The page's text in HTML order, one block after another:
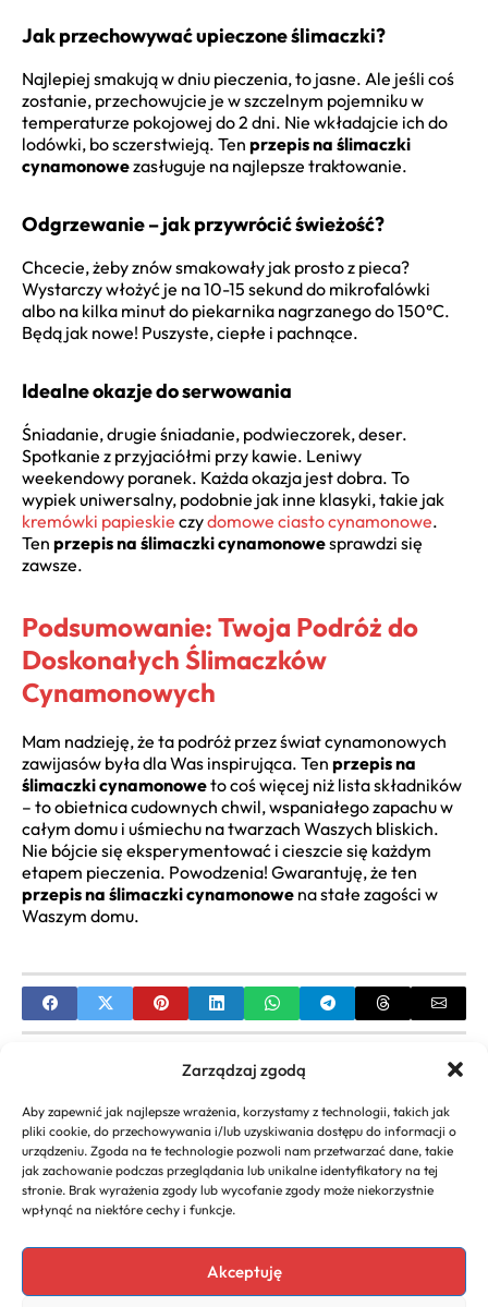
Zarządzaj zgodą
Aby zapewnić jak najlepsze wrażenia, korzystamy z technologii, takich jak
pliki cookie, do przechowywania i/lub uzyskiwania dostępu do informacji o
urządzeniu. Zgoda na te technologie pozwoli nam przetwarzać dane, takie
jak zachowanie podczas przeglądania lub unikalne identyfikatory na tej
stronie. Brak wyrażenia zgody lub wycofanie zgody może niekorzystnie
wpłynąć na niektóre cechy i funkcje.
Akceptuję
Jak przechowywać upieczone ślimaczki?
Najlepiej smakują w dniu pieczenia, to jasne. Ale jeśli coś
zostanie, przechowujcie je w szczelnym pojemniku w
temperaturze pokojowej do 2 dni. Nie wkładajcie ich do
lodówki, bo sczerstwieją. Ten przepis na ślimaczki
cynamonowezasługuje na najlepsze traktowanie.
Odgrzewanie – jak przywrócić świeżość?
Chcecie, żeby znów smakowały jak prosto z pieca?
Wystarczy włożyć je na 10-15 sekund do mikrofalówki
albo na kilka minut do piekarnika nagrzanego do 150°C.
Będą jak nowe! Puszyste, ciepłe i pachnące.
Idealne okazje do serwowania
Śniadanie, drugie śniadanie, podwieczorek, deser.
Spotkanie z przyjaciółmi przy kawie. Leniwy
weekendowy poranek. Każda okazja jest dobra. To
wypiek uniwersalny, podobnie jak inne klasyki, takie jak
kremówki papieskie czydomowe ciasto cynamonowe.
Ten przepis na ślimaczki cynamonowesprawdzi się
zawsze.
Podsumowanie: Twoja Podróż do
Doskonałych Ślimaczków
Cynamonowych
Mam nadzieję, że ta podróż przez świat cynamonowych
zawijasów była dla Was inspirująca. Ten przepis na
ślimaczki cynamonoweto coś więcej niż lista składników
– to obietnica cudownych chwil, wspaniałego zapachu w
całym domu i uśmiechu na twarzach Waszych bliskich.
Nie bójcie się eksperymentować i cieszcie się każdym
etapem pieczenia. Powodzenia! Gwarantuję, że ten
przepis na ślimaczki cynamonowe na stałe zagości w
Waszym domu.
Kompletny przepis na kremówki papieskie – Zrób
je w domu!
NEXT
Najlepszy Przepis na Racuchy z Maślanki